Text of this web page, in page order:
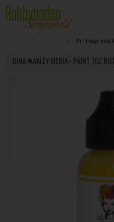
Fri fragt ved
DINA WAKLEY MEDIA - PAINT 1OZ